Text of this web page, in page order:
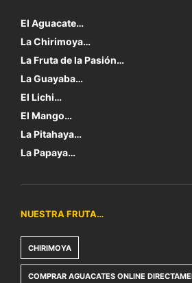
El Aguacate…
La Chirimoya…
La Fruta de la Pasión…
La Guayaba…
El Lichi…
El Mango…
La Pitahaya…
La Papaya…
NUESTRA FRUTA…
CHIRIMOYA
COMPRAR AGUACATES ONLINE